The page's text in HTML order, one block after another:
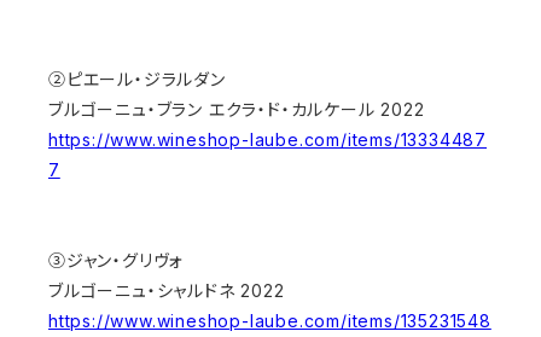
②ピエール・ジラルダン
ブルゴーニュ・ブラン エクラ・ド・カルケール 2022
https://www.wineshop-laube.com/items/13334487
7
③ジャン・グリヴォ
ブルゴーニュ・シャルドネ 2022
https://www.wineshop-laube.com/items/135231548